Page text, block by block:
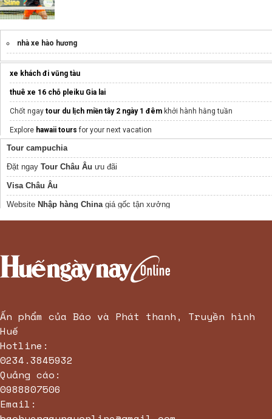
nhà xe hào hương
xe khách đi vũng tàu
thuê xe 16 chỗ pleiku Gia lai
Chốt ngay tour du lịch miền tây 2 ngày 1 đêm khởi hành hằng tuần
Explore hawaii tours for your next vacation
Nesta Sài Gòn
Thuê Loa Đà Lạt
Dịch vụvisa đài loan
hướng dẫn đặt vé pháo hoa đà nẵng mới nhất
Mua eSIM du lịch Singapore: https://hugosim.vn/esim/esim-du-lich-
Tour campuchia
Đặt ngay Tour Châu Âu ưu đãi
Visa Châu Âu
Website Nhập hàng Chinagiá gốc tận xưởng
Ấn phẩm của Báo và Phát thanh, Truyền hình
Huế
Hotline:
0234.3845932
Quảng cáo:
0988807506
Email: